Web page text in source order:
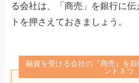
る会社は、「商売」を銀行に
トを押さえておきましょう。
融資を受ける会社の『商売』を
ント３つ